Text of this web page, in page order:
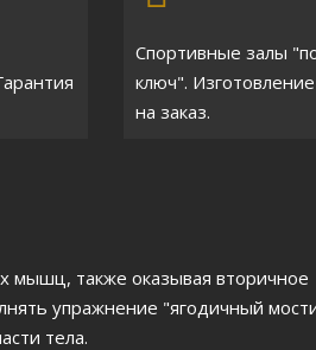
Спортивные залы
ключ". Изготовление
на заказ.
мышц, также оказывая вторичное
упражнение "ягодичный
тела.